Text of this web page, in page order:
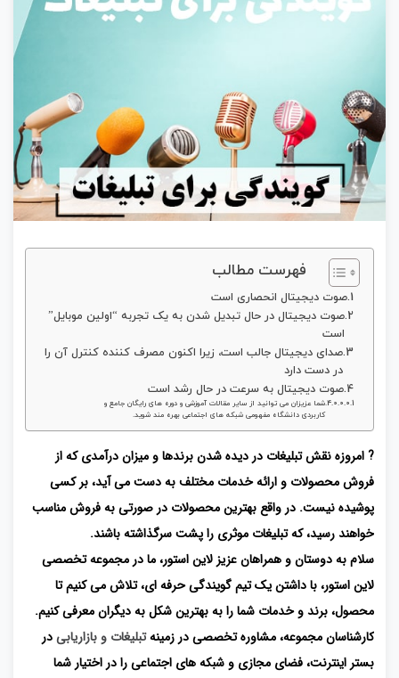
فهرست مطالب
صوت دیجیتال انحصاری است
صوت دیجیتال در حال تبدیل شدن به یک تجربه “اولین موبایل”
است
صدای دیجیتال جالب است، زیرا اکنون مصرف کننده کنترل آن را
در دست دارد
صوت دیجیتال به سرعت در حال رشد است
شما عزیزان می توانید از سایر مقالات آموزشی و دوره های رایگان جامع و
کاربردی دانشگاه مفهومی شبکه های اجتماعی بهره مند شوید.
? امروزه نقش تبلیغات در دیده شدن برندها و میزان درآمدی که از
فروش محصولات و ارائه خدمات مختلف به دست می آید، بر کسی
پوشیده نیست. در واقع بهترین محصولات در صورتی به فروش مناسب
خواهند رسید، که تبلیغات موثری را پشت سرگذاشته باشند.
سلام به دوستان و همراهان عزیز لاین استور، ما در مجموعه تخصصی
لاین استور، با داشتن یک تیم گویندگی حرفه ای، تلاش می کنیم تا
محصول، برند و خدمات شما را به بهترین شکل به دیگران معرفی کنیم.
کارشناسان مجموعه، مشاوره تخصصی در زمینهتبلیغات و بازاریابیدر
بستر اینترنت، فضای مجازی و شبکه های اجتماعی را در اختیار شما